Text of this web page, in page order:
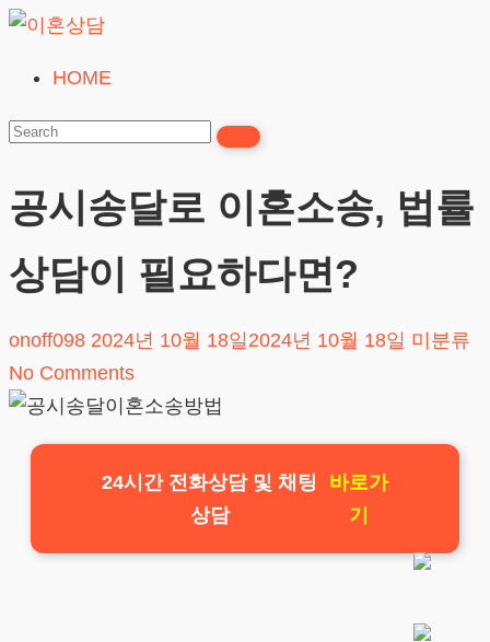
Skip
content
혼
담
24시간365일
HOME
공시송달로 이혼소송, 법률
상담이 필요하다면?
onoff098 2024년 10월 18일 2024년 10월 18일 미분류
No Comments
24시간 전화상담 및 채팅
상담
바로가
기